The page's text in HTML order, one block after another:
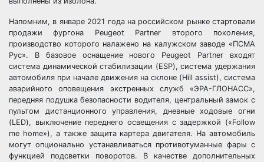
Напомним, в январе 2021 года на российском рынке стартовали
продажи фургона Peugeot Partner второго поколения,
производство которого налажено на калужском заводе «ПСМА
Рус». В базовое оснащение нового Peugeot Partner входят
система динамической стабилизации (ESP), система удержания
автомобиля при начале движения на склоне (Hill assist), система
аварийного оповещения экстренных служб «ЭРА-ГЛОНАСС»,
передняя подушка безопасности водителя, центральный замок с
пультом дистанционного управления, дневные ходовые огни
(LED), выключение переднего освещения с задержкой («Follow
me home»), а также защита картера двигателя. На автомобиль
могут опционально устанавливаться противотуманные фары с
функцией подсветки поворотов. В качестве дополнительных